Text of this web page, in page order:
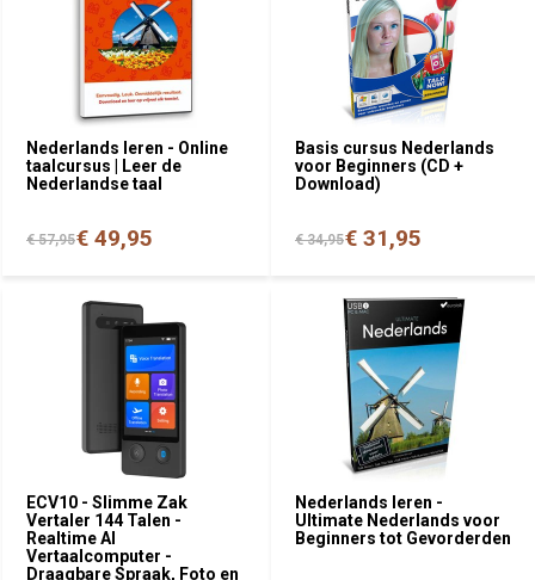
Nederlands leren - Online
taalcursus | Leer de
Nederlandse taal
€ 57,95€ 49,95
Basis cursus Nederlands
voor Beginners (CD +
Download)
€ 34,95€ 31,95
ECV10 - Slimme Zak
Vertaler 144 Talen -
Realtime AI
Vertaalcomputer -
Draagbare Spraak, Foto en
Nederlands leren -
Ultimate Nederlands voor
Beginners tot Gevorderden